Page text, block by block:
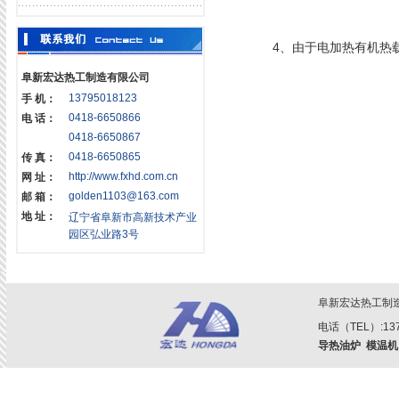
阜新宏达热工制造有限公司
手 机：
13795018123
电 话：
0418-6650866
0418-6650867
传 真：
0418-6650865
网 址：
http://www.fxhd.com.cn
邮 箱：
golden1103@163.com
地 址：
辽宁省阜新市高新技术产业
园区弘业路3号
4、由于电加热有机热载
阜新宏达热工制
电话（TEL）
导热油炉 模温机